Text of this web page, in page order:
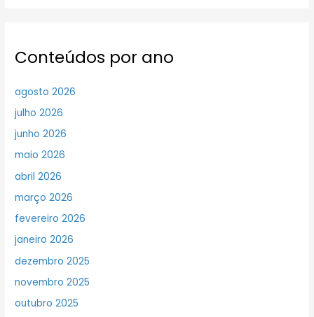
Conteúdos por ano
agosto 2026
julho 2026
junho 2026
maio 2026
abril 2026
março 2026
fevereiro 2026
janeiro 2026
dezembro 2025
novembro 2025
outubro 2025